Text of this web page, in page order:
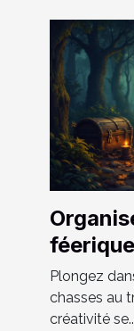
chasse
Plongez
chasses au
créativité